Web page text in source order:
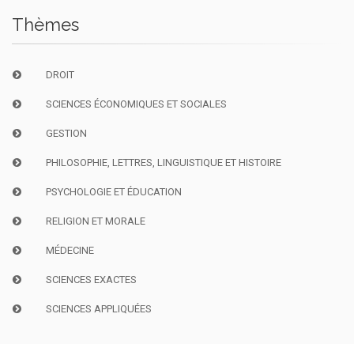
Thèmes
DROIT
SCIENCES ÉCONOMIQUES ET SOCIALES
GESTION
PHILOSOPHIE, LETTRES, LINGUISTIQUE ET HISTOIRE
PSYCHOLOGIE ET ÉDUCATION
RELIGION ET MORALE
MÉDECINE
SCIENCES EXACTES
SCIENCES APPLIQUÉES